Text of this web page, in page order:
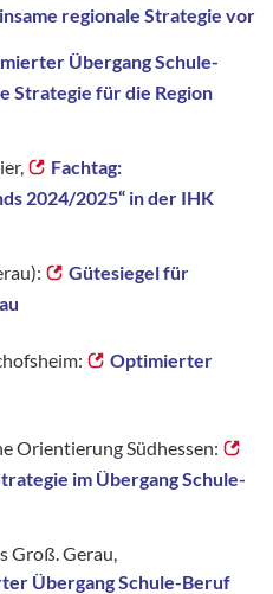
regionale Strategie vor
Übergang Schule-
Strategie für die Region
Fachtag:
2024/2025“ in der IHK
Gütesiegel für
Optimierter
Orientierung Südhessen:
im Übergang Schule-
Groß. Gerau,
Übergang Schule-Beruf